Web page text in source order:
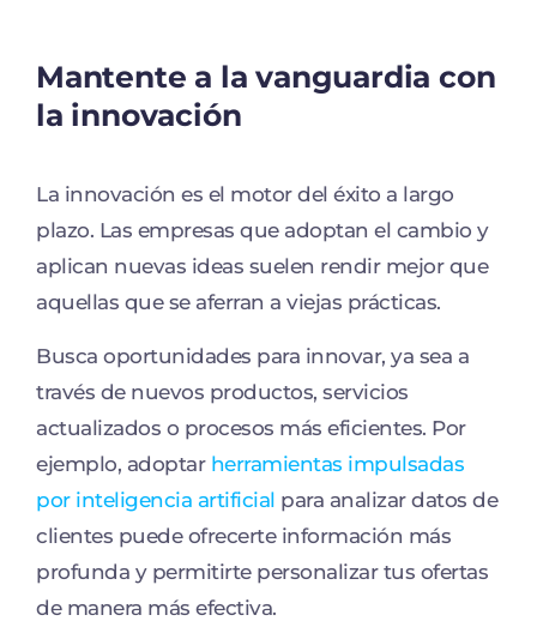
Mantente a la vanguardia con
la innovación
La innovación es el motor del éxito a largo
plazo. Las empresas que adoptan el cambio y
aplican nuevas ideas suelen rendir mejor que
aquellas que se aferran a viejas prácticas.
Busca oportunidades para innovar, ya sea a
través de nuevos productos, servicios
actualizados o procesos más eficientes. Por
ejemplo, adoptar herramientas impulsadas
por inteligencia artificial para analizar datos de
clientes puede ofrecerte información más
profunda y permitirte personalizar tus ofertas
de manera más efectiva.